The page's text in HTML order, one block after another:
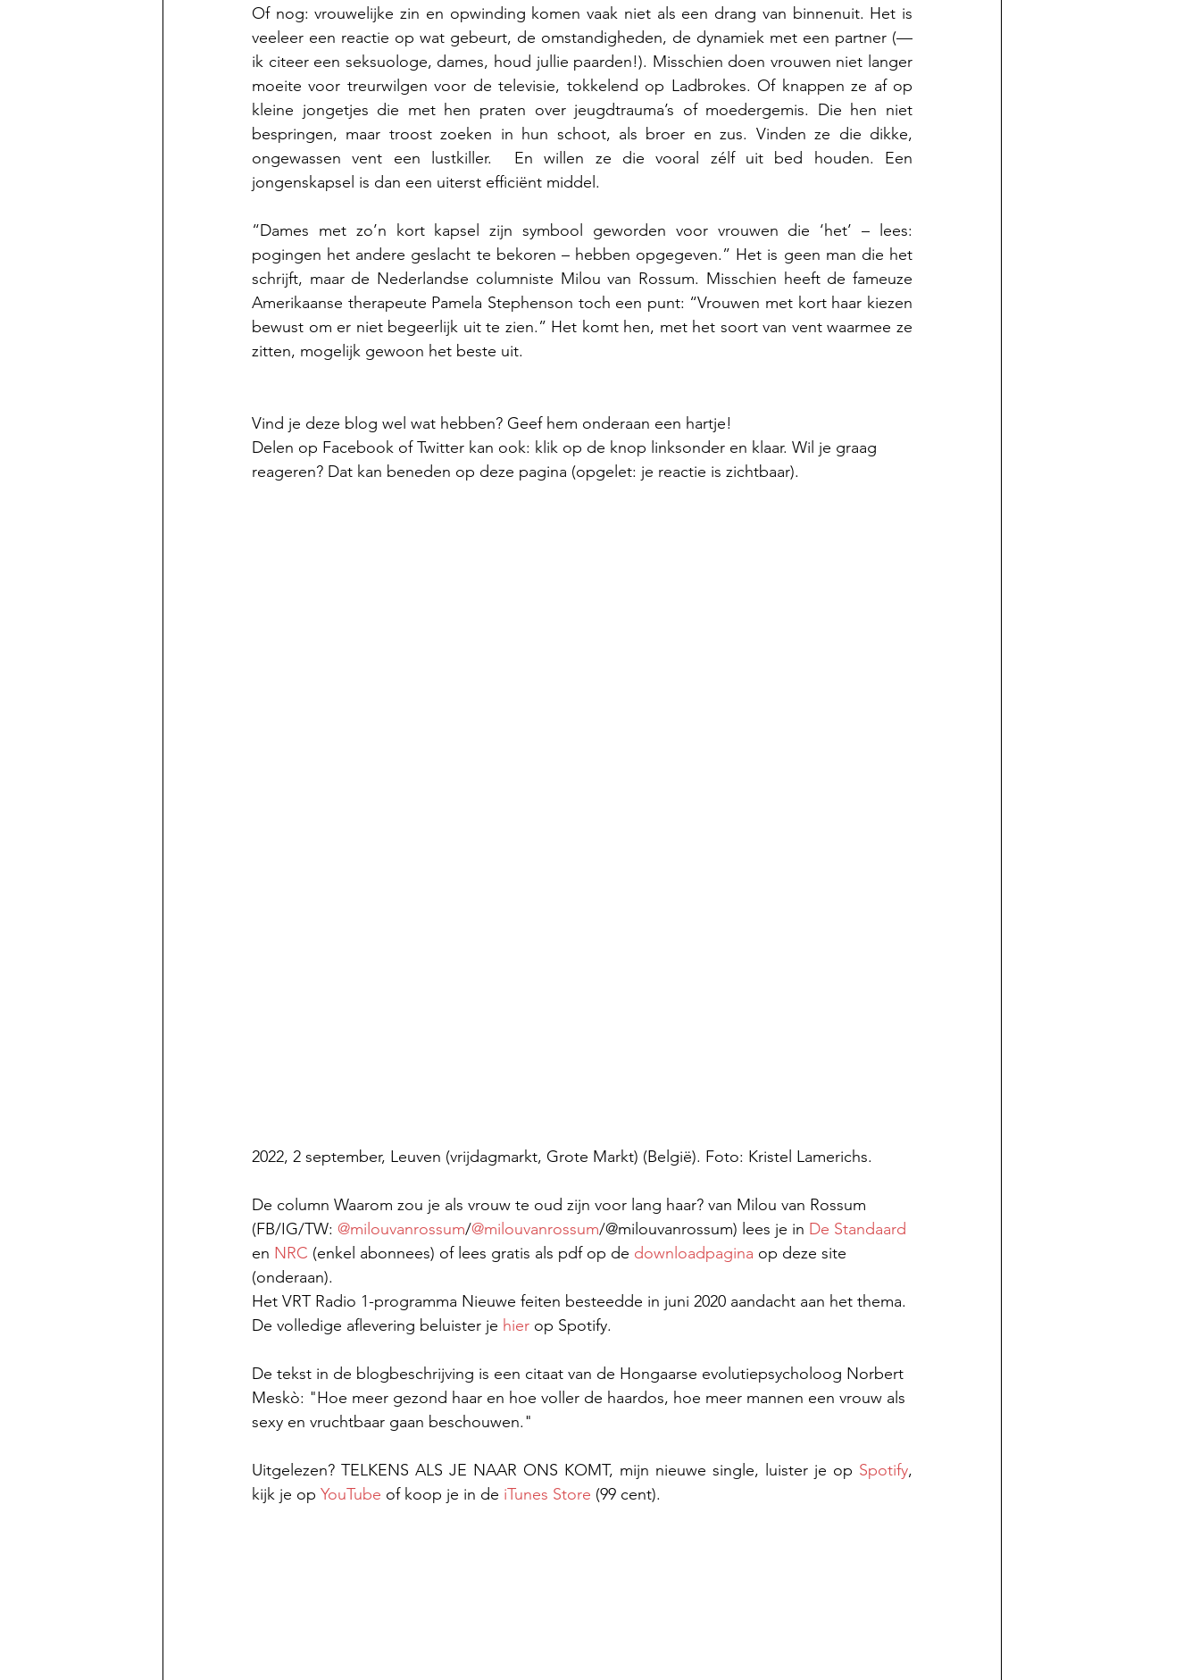
Of nog: vrouwelijke zin en opwinding komen vaak niet als een drang van binnenuit. Het is
veeleer een reactie op wat gebeurt, de omstandigheden, de dynamiek met een partner (—
ik citeer een seksuologe, dames, houd jullie paarden!). Misschien doen vrouwen niet langer
moeite voor treurwilgen voor de televisie, tokkelend op Ladbrokes. Of knappen ze af op
kleine jongetjes die met hen praten over jeugdtrauma’s of moedergemis. Die hen niet
bespringen, maar troost zoeken in hun schoot, als broer en zus. Vinden ze die dikke,
ongewassen vent een lustkiller.  En willen ze die vooral zélf uit bed houden. Een
jongenskapsel is dan een uiterst efficiënt middel.
“Dames met zo’n kort kapsel zijn symbool geworden voor vrouwen die ‘het’ – lees:
pogingen het andere geslacht te bekoren – hebben opgegeven.” Het is geen man die het
schrijft, maar de Nederlandse columniste Milou van Rossum. Misschien heeft de fameuze
Amerikaanse therapeute Pamela Stephenson toch een punt: “Vrouwen met kort haar kiezen
bewust om er niet begeerlijk uit te zien.” Het komt hen, met het soort van vent waarmee ze
zitten, mogelijk gewoon het beste uit.
Vind je deze blog wel wat hebben? Geef hem onderaan een hartje!
Delen op Facebook of Twitter kan ook: klik op de knop linksonder en klaar. Wil je graag
reageren? Dat kan beneden op deze pagina (opgelet: je reactie is zichtbaar).
2022, 2 september, Leuven (vrijdagmarkt, Grote Markt) (België). Foto: Kristel Lamerichs.
De column Waarom zou je als vrouw te oud zijn voor lang haar? van Milou van Rossum
(FB/IG/TW: @milouvanrossum/@milouvanrossum/@milouvanrossum) lees je in De Standaard
en NRC (enkel abonnees) of lees gratis als pdf op de downloadpagina op deze site
(onderaan).
Het VRT Radio 1-programma Nieuwe feiten besteedde in juni 2020 aandacht aan het thema.
De volledige aflevering beluister je hier op Spotify.
De tekst in de blogbeschrijving is een citaat van de Hongaarse evolutiepsycholoog Norbert
Meskò: "Hoe meer gezond haar en hoe voller de haardos, hoe meer mannen een vrouw als
sexy en vruchtbaar gaan beschouwen."
Uitgelezen? TELKENS ALS JE NAAR ONS KOMT, mijn nieuwe single, luister je op Spotify,
kijk je op YouTube of koop je in de iTunes Store (99 cent).